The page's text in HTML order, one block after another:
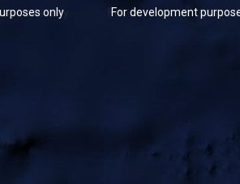
For development
only